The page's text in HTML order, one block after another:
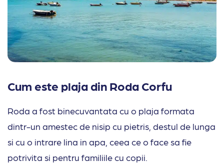
Cum este plaja din Roda Corfu
Roda a fost binecuvantata cu o plaja formata
dintr-un amestec de nisip cu pietris, destul de lunga
si cu o intrare lina in apa, ceea ce o face sa fie
potrivita si pentru familiile cu copii.